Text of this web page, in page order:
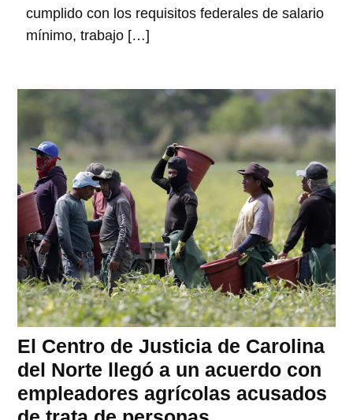
cumplido con los requisitos federales de salario
mínimo, trabajo […]
El Centro de Justicia de Carolina
del Norte llegó a un acuerdo con
empleadores agrícolas acusados